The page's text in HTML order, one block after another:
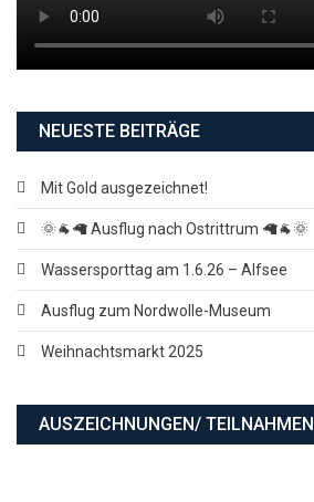
NEUESTE BEITRÄGE
Mit Gold ausgezeichnet!
🌞🐐🦙 Ausflug nach Ostrittrum 🦙🐐🌞
Wassersporttag am 1.6.26 – Alfsee
Ausflug zum Nordwolle-Museum
Weihnachtsmarkt 2025
AUSZEICHNUNGEN/ TEILNAHMEN